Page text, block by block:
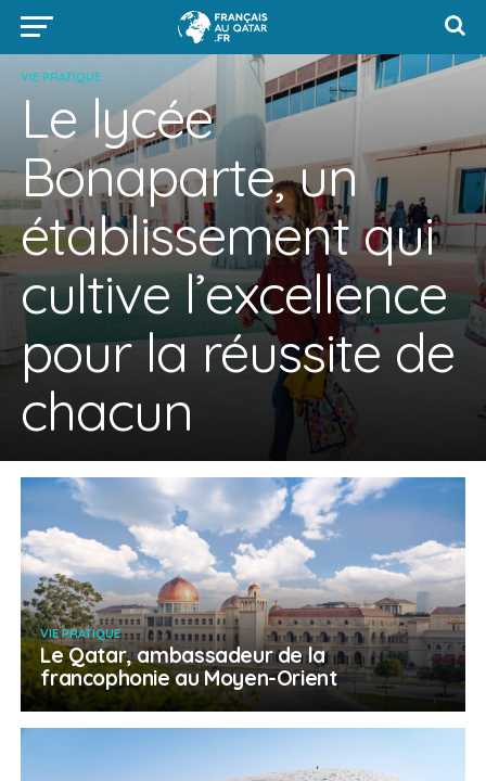
VIE PRATIQUE
Le lycée
Bonaparte, un
établissement qui
cultive l’excellence
pour la réussite de
chacun
VIE PRATIQUE
Le Qatar, ambassadeur de la
francophonie au Moyen-Orient